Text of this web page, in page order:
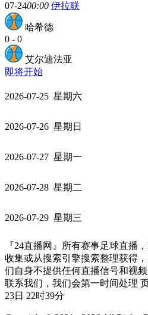
07-2400:00 伊拉联
哈希德
0 - 0
艾尔迪法亚
即将开始
2026-07-25 星期六
2026-07-26 星期日
2026-07-27 星期一
2026-07-28 星期二
2026-07-29 星期三
『24直播网』所有赛事足球直播
收集或从搜索引擎搜索整理获得
们自身不提供任何直播信号和视
联系我们，我们会第一时间处理
23日 22时39分